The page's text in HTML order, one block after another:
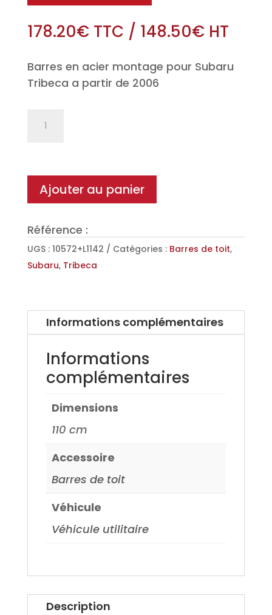
178.20€TTC / 148.50€HT
Barres en acier montage pour Subaru
Tribeca a partir de 2006
barres
toit
Classic
en
Subaru
Tribeca
Ajouter au panier
Référence :
UGS : 10572+L1142 Catégories : Barres de toit,
Subaru, Tribeca
Informations complémentaires
Informations
complémentaires
Dimensions
110 cm
Accessoire
Barres de toit
Véhicule
Véhicule utilitaire
Description